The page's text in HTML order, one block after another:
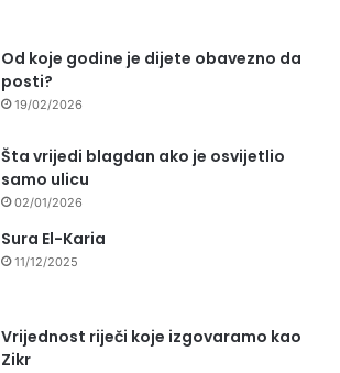
Od koje godine je dijete obavezno da
posti?
19/02/2026
Šta vrijedi blagdan ako je osvijetlio
samo ulicu
02/01/2026
Sura El-Karia
11/12/2025
Vrijednost riječi koje izgovaramo kao
Zikr